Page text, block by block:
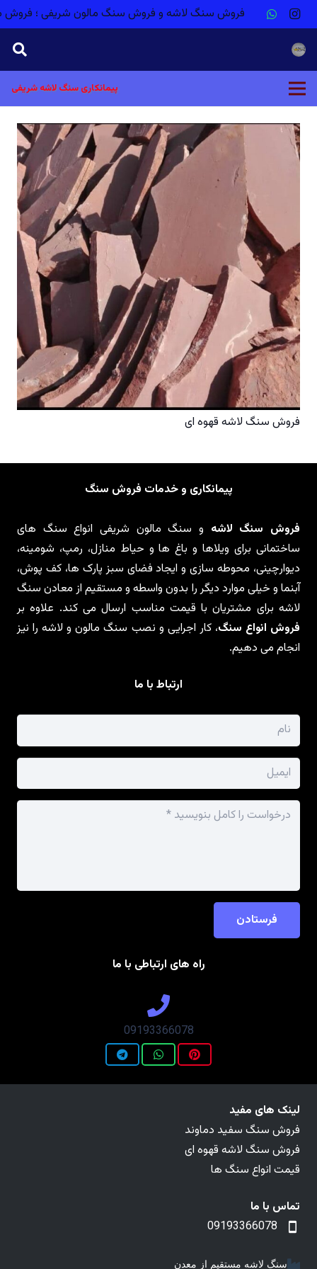
فروش سنگ لاشه و فروش سنگ مالون شریفی ؛ فروش
پیمانکاری سنگ لاشه شریفی
فروش سنگ لاشه قهوه ای
پیمانکاری و خدمات فروش سنگ
فروش سنگ لاشه و سنگ مالون شریفی انواع سنگ های
ساختمانی برای ویلاها و باغ ها و حیاط منازل، رمپ، شومینه،
دیوارچینی، محوطه سازی و ایجاد فضای سبز پارک ها، کف پوش،
آبنما و خیلی موارد دیگر را بدون واسطه و مستقیم از معادن سنگ
لاشه برای مشتریان با قیمت مناسب ارسال می کند. علاوه بر
فروش انواع سنگ، کار اجرایی و نصب سنگ مالون و لاشه را نیز
انجام می دهیم.
ارتباط با ما
فرستادن
راه های ارتباطی با ما
09193366078
لینک های مفید
فروش سنگ سفید دماوند
فروش سنگ لاشه قهوه ای
قیمت انواع سنگ ها
تماس با ما
09193366078
سنگ لاشه مستقیم از معدن